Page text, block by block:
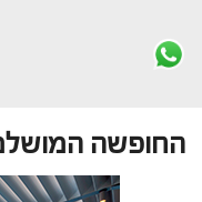
החופשה